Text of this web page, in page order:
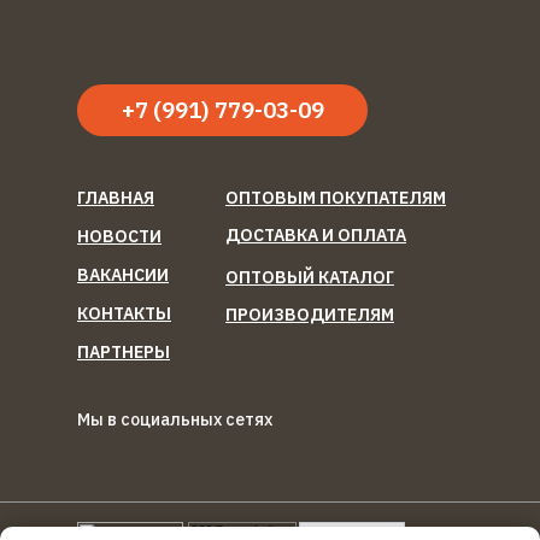
Мы в социальных сетях
ГЛАВНАЯ
НОВОСТИ
ВАКАНСИИ
КОНТАКТЫ
ПАРТНЕРЫ
ОПТОВЫМ ПОКУПАТЕЛЯМ
ДОСТАВКА И ОПЛАТА
ОПТОВЫЙ КАТАЛОГ
ПРОИЗВОДИТЕЛЯМ
ООО "Березка Фуд"
+7 (991) 779-03-09